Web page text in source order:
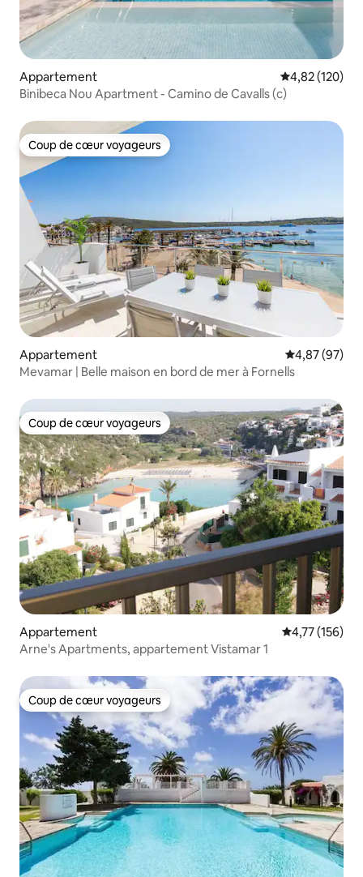
Appartement Évaluation
4,82 (120)
Binibeca Nou Apartment - Camino de Cavalls (c)
Coup de cœur voyageurs
Coup de cœur voyageurs
Appartement Évaluation
4,87 (97)
Mevamar | Belle maison en bord de mer à Fornells
Coup de cœur voyageurs
Coup de cœur voyageurs
Appartement Évaluation
4,77 (156)
Arne's Apartments, appartement Vistamar 1
Coup de cœur voyageurs
Coup de cœur voyageurs